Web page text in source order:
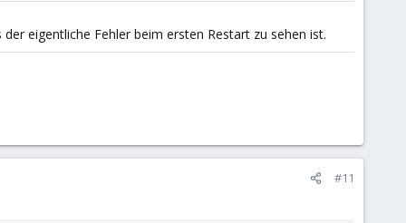
eigentliche Fehler beim ersten Restart zu sehen ist.
#11